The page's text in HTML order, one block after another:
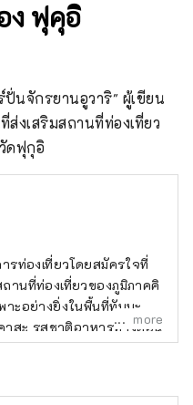
ง ฟุคุอิ
ปั่นจักรยานอูวาริ" ผู้เขียน
งเสริมสถานที่ท่องเที่ยว
ดฟุกุอิ
ารท่องเที่ยวโดยสมัครใจที่
านที่ท่องเที่ยวของภูมิภาคคิ
าะอย่างยิ่งในพื้นที่ทันบะ ทา
าสะ รสชาติอาหารทางตอน
ำกัดอยู่แค่ปู ซึ่งเป็นอาหาร
more